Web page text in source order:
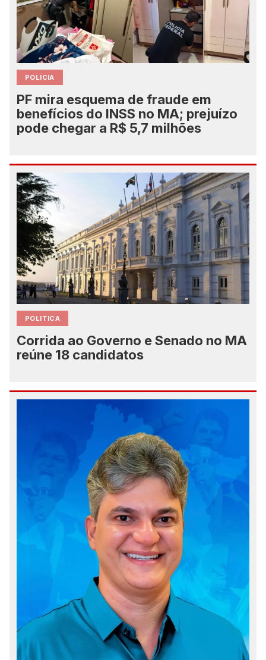
POLICIA
PF mira esquema de fraude em
benefícios do INSS no MA; prejuízo
pode chegar a R$ 5,7 milhões
POLITICA
Corrida ao Governo e Senado no MA
reúne 18 candidatos